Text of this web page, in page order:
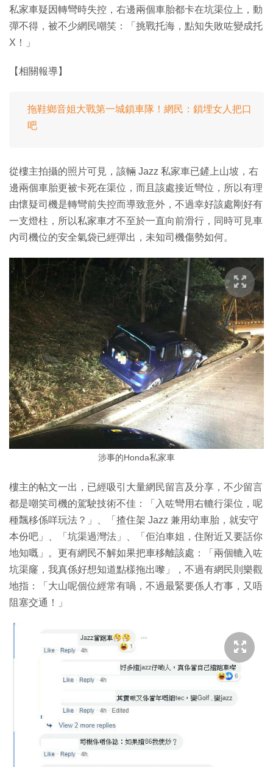
私家車疑因轉彎時失控，右邊兩個車胎都卡在坑渠位上，動
彈不得，被不少網民嘲笑：「挑戰托海，點知失敗咗變成托
X！」
【相關報導】
拖鞋鄉音姐大戰第一城鎖車隊！網民：鎖埋女人把口
吧
從樓主拍攝的照片可見，該輛 Jazz 私家車已鏟上山坡，右
邊兩個車胎更被卡死在渠位，而且該處接近彎位，所以有理
由懷疑司機是轉彎前失控而導致意外，不過幸好該處剛好有
一支燈柱，所以私家車才不至於一直向前滑行，同時可見車
內司機位的安全氣袋已經彈出，未知司機傷勢如何。
涉事的Honda私家車
樓主的帖文一出，已經吸引大量網民留言及分享，不少留言
都是嘲笑司機的駕駛技術不佳：「入咗彎用右轆行渠位，呢
種飄移係咩玩法？」、「揸住架 Jazz 兼用幼車胎，就安守
本份吧」、「坑渠過灣法」、「佢泊車姐，住附近又要話你
地知嘅」。更有網民不解如果把車移離該處：「兩個轆入咗
坑渠窿，我真係好想知道點樣拖出嚟」，不過有網民則樂觀
地指：「大山呢個位經常有喎，不過最緊要係人冇事，又唔
阻塞交通！」